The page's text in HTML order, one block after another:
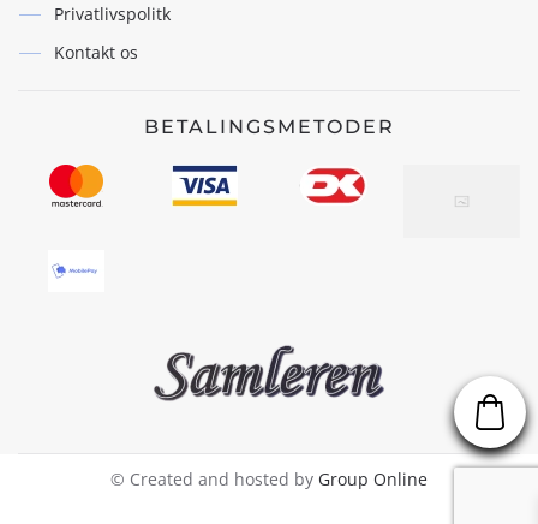
Privatlivspolitk
Kontakt os
BETALINGSMETODER
© Created and hosted by Group Online